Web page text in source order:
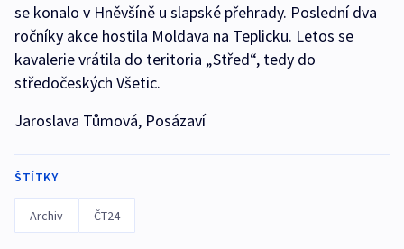
se konalo v Hněvšíně u slapské přehrady. Poslední dva
ročníky akce hostila Moldava na Teplicku. Letos se
kavalerie vrátila do teritoria „Střed“, tedy do
středočeských Všetic.
Jaroslava Tůmová, Posázaví
ŠTÍTKY
Archiv ČT24